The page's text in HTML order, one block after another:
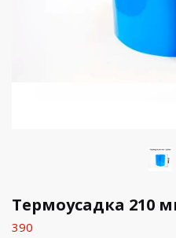
Термоусадка 210
390